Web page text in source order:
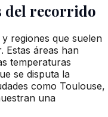
del recorrido
regiones que suelen
Estas áreas han
temperaturas
se disputa la
como Toulouse,
una